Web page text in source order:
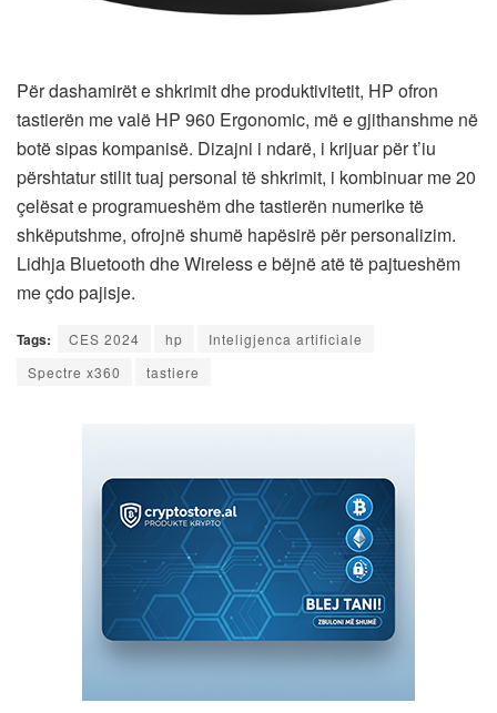
Për dashamirët e shkrimit dhe produktivitetit, HP ofron
tastierën me valë HP 960 Ergonomic, më e gjithanshme në
botë sipas kompanisë. Dizajni i ndarë, i krijuar për t’iu
përshtatur stilit tuaj personal të shkrimit, i kombinuar me 20
çelësat e programueshëm dhe tastierën numerike të
shkëputshme, ofrojnë shumë hapësirë ​​për personalizim.
Lidhja Bluetooth dhe Wireless e bëjnë atë të pajtueshëm
me çdo pajisje.
Tags: CES 2024 hp
Inteligjenca artificiale
Spectre x360
tastiere